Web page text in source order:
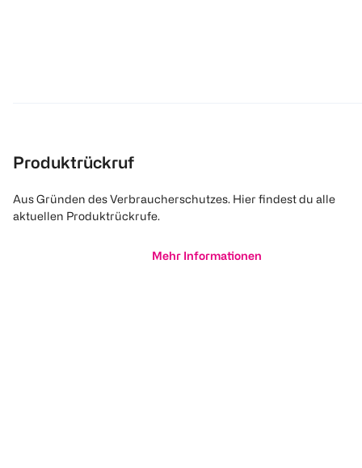
Produktrückruf
Aus Gründen des Verbraucherschutzes. Hier findest du alle
aktuellen Produktrückrufe.
Mehr Informationen